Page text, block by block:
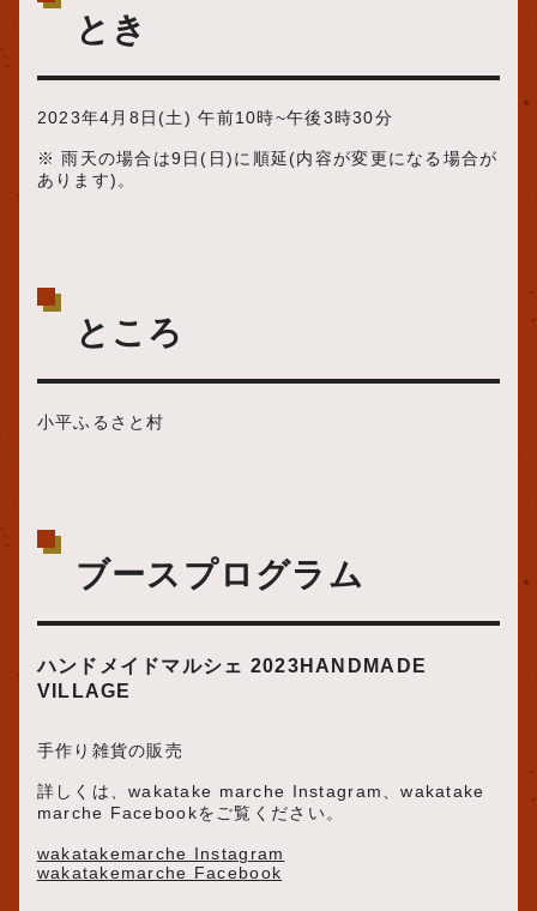
とき
2023年4月8日(土) 午前10時~午後3時30分
※ 雨天の場合は9日(日)に順延(内容が変更になる場合が
あります)。
ところ
小平ふるさと村
ブースプログラム
ハンドメイドマルシェ 2023HANDMADE
VILLAGE
手作り雑貨の販売
詳しくは、wakatake marche Instagram、wakatake
marche Facebookをご覧ください。
wakatakemarche Instagram
wakatakemarche Facebook